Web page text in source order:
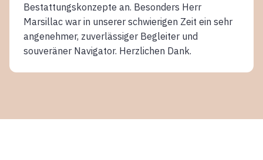
Bestattungskonzepte an. Besonders Herr
Marsillac war in unserer schwierigen Zeit ein sehr
angenehmer, zuverlässiger Begleiter und
souveräner Navigator. Herzlichen Dank.